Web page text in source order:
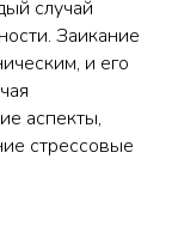
случай
Заикание
и его
аспекты,
стрессовые